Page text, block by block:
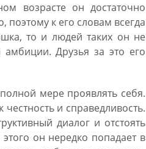
возрасте он достаточно
поэтому к его словам всегда
то и людей таких он не
Друзья за это его
мере проявлять себя.
и справедливость.
диалог и отстоять
он нередко попадает в